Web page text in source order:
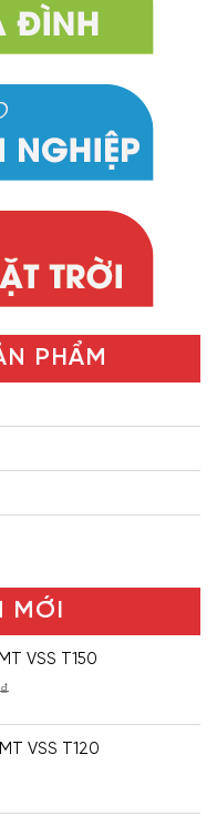
PHẨM
MỚI
VSS T150
₫
VSS T120